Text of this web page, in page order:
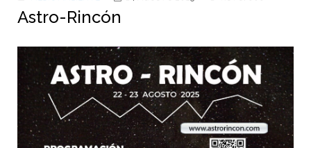
Astro-Rincón